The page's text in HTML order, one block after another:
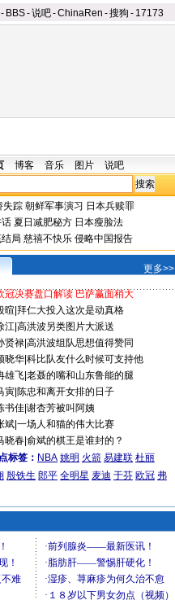
- BBS-说吧-ChinaRen -搜狗 - 17173
博客 音乐 图片 说吧
失踪 朝鲜军事演习 日本兵赎罪
夏日减肥秘方 日本瘦脸法
局 慈禧不快乐 侵略中国报告
更多>>
冠决赛盘口解读 巴萨赢面稍大
暄 拜仁大投入这次是动真格
江| 高洪波另类图片大派送
贤禄| 高洪波组队思想值得赞同
晓华| 科比队友什么时候可支持他
雄飞| 老聂的嘴和山东鲁能的腿
寅| 陈忠和离开女排的日子
书佳| 谢杏芳被叫阿姨
斌| 一场人和猫的伟大比赛
晓春| 俞斌的棋王是谁封的？
标签： NBA 姚明 火箭 易建联 杜丽
殷铁生 郎平 全明星 麦迪 于芬 欧冠 弗